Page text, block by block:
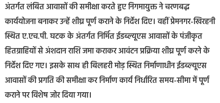
अंतर्गत लंबित आवासों की समीक्षा करते हुए निगमायुक्त ने चरणबद्ध
कार्ययोजना बनाकर उन्हें शीघ्र पूर्ण कराने के निर्देश दिए। वहीं प्रेमनगर-खिरहनी
स्थित ए.एच.पी. घटक के अंतर्गत निर्मित ईडब्ल्यूएस आवासों के पंजीकृत
हितग्राहियों से अंशदान राशि जमा कराकर आवंटन प्रक्रिया शीघ्र पूर्ण करने के
निर्देश दिए गए। इसके साथ ही बिलहरी मोड़ स्थित निर्माणाधीन ईडब्ल्यूएस
आवासों की प्रगति की समीक्षा कर निर्माण कार्य निर्धारित समय-सीमा में पूर्ण
कराने पर विशेष जोर दिया गया।